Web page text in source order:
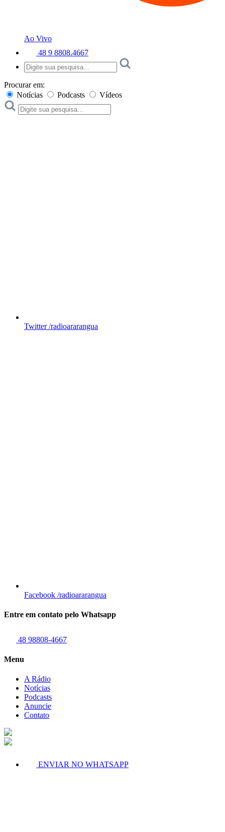
Ao Vivo
48 9 8808.4667
Procurar em:
Notícias
Podcasts Vídeos
Twitter /radioararangua
Facebook /radioararangua
Entre em contato pelo Whatsapp
48 98808-4667
Menu
A Rádio
Notícias
Podcasts
Anuncie
Contato
ENVIAR NO WHATSAPP